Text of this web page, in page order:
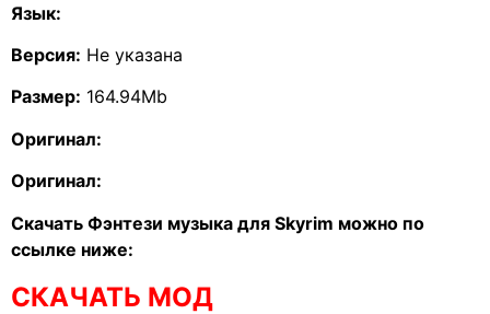
Язык:
Версия: Не указана
Размер: 164.94Mb
Оригинал:
Оригинал:
Скачать Фэнтези музыка для Skyrim можно по
ссылке ниже:
СКАЧАТЬ МОД